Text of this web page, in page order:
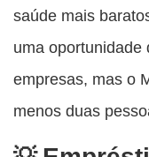
saúde mais
uma oportunidade
empresas, mas o
menos duas